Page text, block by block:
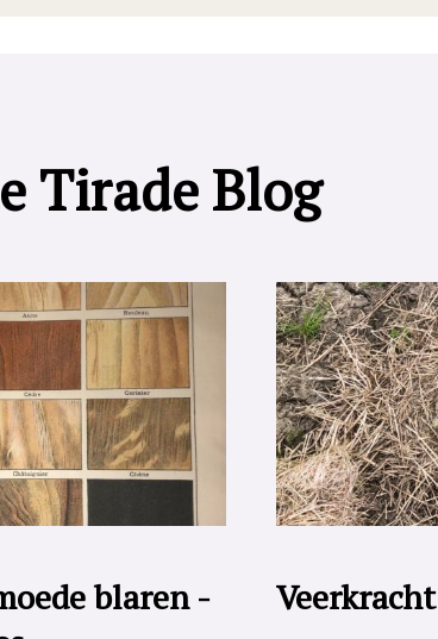
Tirade Blog
blaren -
Veerkracht